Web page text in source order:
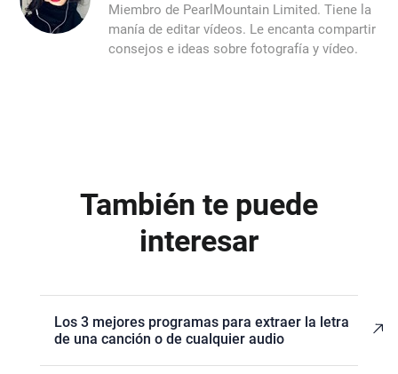
Miembro de PearlMountain Limited. Tiene la
manía de editar vídeos. Le encanta compartir
consejos e ideas sobre fotografía y vídeo.
También te puede
interesar
Los 3 mejores programas para extraer la letra
de una canción o de cualquier audio